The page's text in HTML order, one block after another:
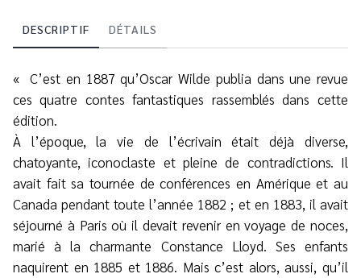
DESCRIPTIF DÉTAILS
« C’est en 1887 qu’Oscar Wilde publia dans une revue
ces quatre contes fantastiques rassemblés dans cette
édition.
À l’époque, la vie de l’écrivain était déjà diverse,
chatoyante, iconoclaste et pleine de contradictions. Il
avait fait sa tournée de conférences en Amérique et au
Canada pendant toute l’année 1882 ; et en 1883, il avait
séjourné à Paris où il devait revenir en voyage de noces,
marié à la charmante Constance Lloyd. Ses enfants
naquirent en 1885 et 1886. Mais c’est alors, aussi, qu’il